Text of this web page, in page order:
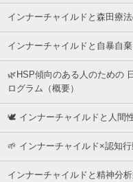
インナーチャイルドと森田療
インナーチャイルドと自暴自
🌿HSP傾向のある人のための
ログラム（概要）
🕊 インナーチャイルドと人間
🌱 インナーチャイルド×認知
インナーチャイルドと精神分